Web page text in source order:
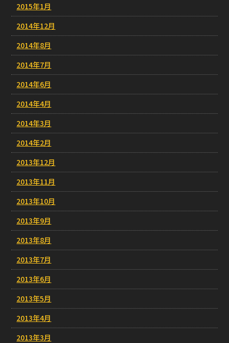
2015年1月
2014年12月
2014年8月
2014年7月
2014年6月
2014年4月
2014年3月
2014年2月
2013年12月
2013年11月
2013年10月
2013年9月
2013年8月
2013年7月
2013年6月
2013年5月
2013年4月
2013年3月